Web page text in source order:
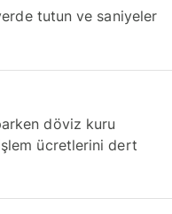
tutun ve saniyeler
döviz kuru
ücretlerini dert